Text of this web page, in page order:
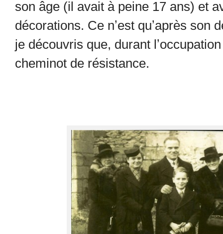
son âge (il avait à peine 17 ans) et
décorations. Ce nʼest quʼaprès son
je découvris que, durant
cheminot de résistance.